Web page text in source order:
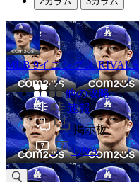
MLB 9イニングス
他の攻略
速報
掲示板
Q&A